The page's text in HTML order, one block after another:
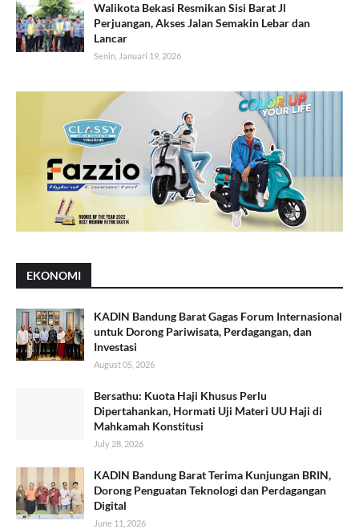
Walikota Bekasi Resmikan Sisi Barat Jl
Perjuangan, Akses Jalan Semakin Lebar dan
Lancar
Senin, Januari 19, 2026
EKONOMI
KADIN Bandung Barat Gagas Forum Internasional
untuk Dorong Pariwisata, Perdagangan, dan
Investasi
August 05, 2026
Bersathu: Kuota Haji Khusus Perlu
Dipertahankan, Hormati Uji Materi UU Haji di
Mahkamah Konstitusi
July 28, 2026
KADIN Bandung Barat Terima Kunjungan BRIN,
Dorong Penguatan Teknologi dan Perdagangan
Digital
June 11, 2026